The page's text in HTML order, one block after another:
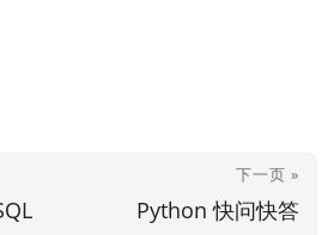
下一页 »
Python 快问快答